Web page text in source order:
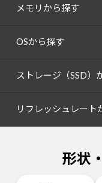
メモリから探す
OSから探す
ストレージ（SSD）
リフレッシュレート
形状